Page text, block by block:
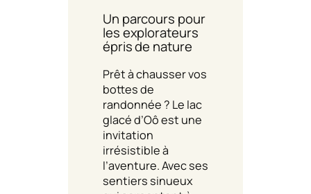
Un parcours pour
les explorateurs
épris de nature
Prêt à chausser vos
bottes de
randonnée ? Le lac
glacé d’Oô est une
invitation
irrésistible à
l’aventure. Avec ses
sentiers sinueux